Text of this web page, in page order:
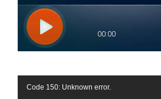
Reproductor
Code 150: Unknown error.